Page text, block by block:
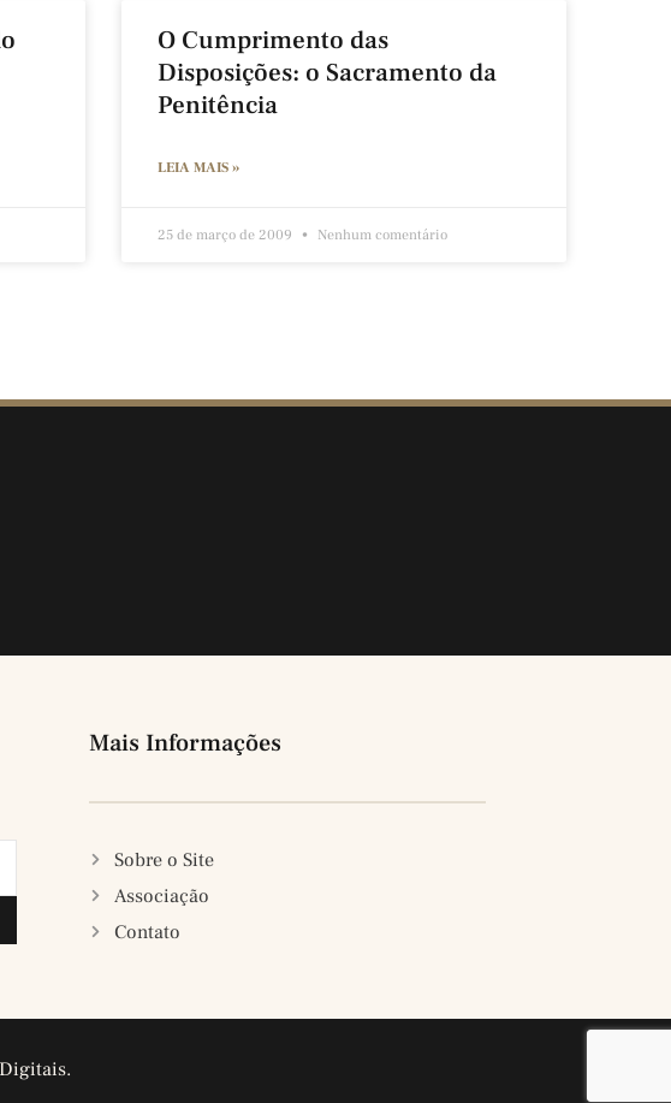
O Cumprimento das
Disposições: o Sacramento da
Penitência
LEIA MAIS »
25 de março de 2009 Nenhum comentário
Mais Informações
Sobre o Site
Associação
Contato